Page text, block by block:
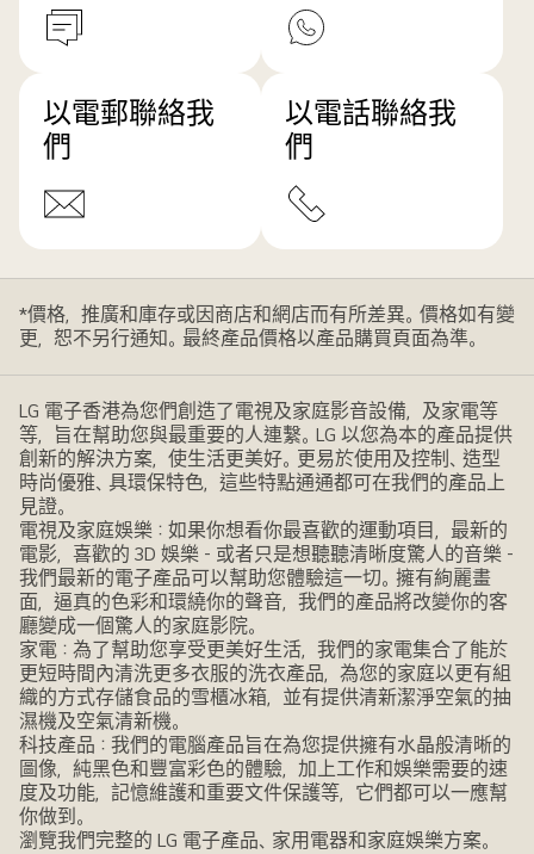
以電郵聯絡我
們
以電話聯絡我
們
*價格，推廣和庫存或因商店和網店而有所差異。價格如有變
更，恕不另行通知。最終產品價格以產品購買頁面為準。
LG 電子香港為您們創造了電視及家庭影音設備，及家電等
等，旨在幫助您與最重要的人連繫。LG 以您為本的產品提供
創新的解決方案，使生活更美好。更易於使用及控制、造型
時尚優雅、具環保特色，這些特點通通都可在我們的產品上
見證。
電視及家庭娛樂：如果你想看你最喜歡的運動項目，最新的
電影，喜歡的 3D 娛樂 - 或者只是想聽聽清晰度驚人的音樂 -
我們最新的電子產品可以幫助您體驗這一切。擁有絢麗畫
面，逼真的色彩和環繞你的聲音，我們的產品將改變你的客
廳變成一個驚人的家庭影院。
家電：為了幫助您享受更美好生活，我們的家電集合了能於
更短時間內清洗更多衣服的洗衣產品，為您的家庭以更有組
織的方式存儲食品的雪櫃冰箱，並有提供清新潔淨空氣的抽
濕機及空氣清新機。
科技產品：我們的電腦產品旨在為您提供擁有水晶般清晰的
圖像，純黑色和豐富彩色的體驗，加上工作和娛樂需要的速
度及功能，記憶維護和重要文件保護等，它們都可以一應幫
你做到。
瀏覽我們完整的 LG 電子產品、家用電器和家庭娛樂方案。